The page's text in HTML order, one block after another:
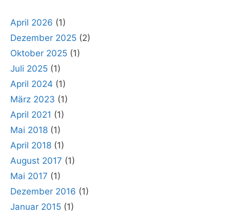
April 2026 (1)
Dezember 2025 (2)
Oktober 2025 (1)
Juli 2025 (1)
April 2024 (1)
März 2023 (1)
April 2021 (1)
Mai 2018 (1)
April 2018 (1)
August 2017 (1)
Mai 2017 (1)
Dezember 2016 (1)
Januar 2015 (1)